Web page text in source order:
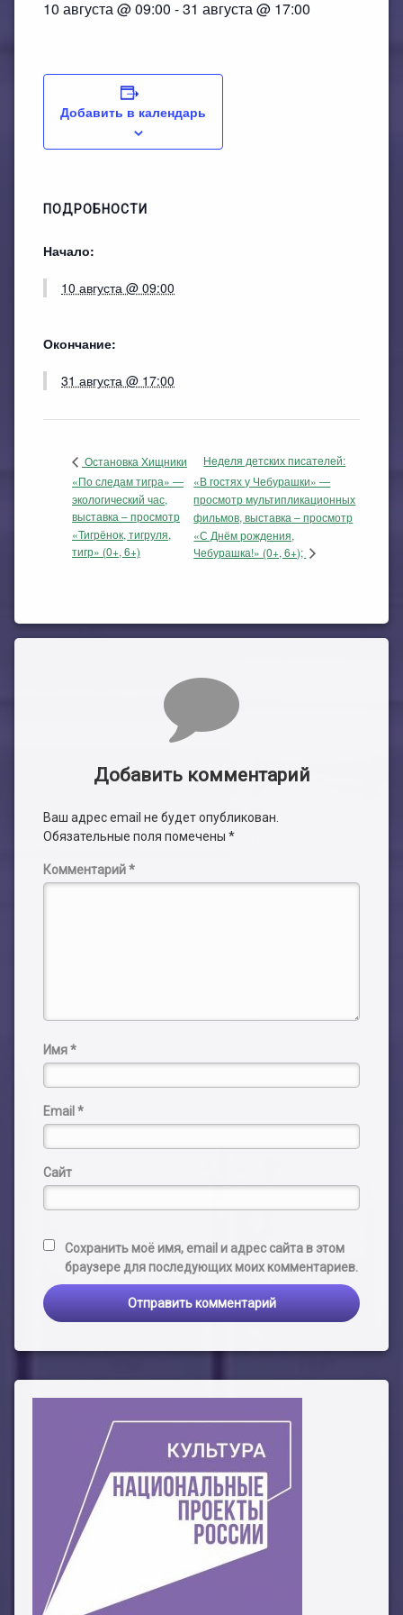
План работы филиала №1
ЭЛЕКТРОННЫЙ КАТАЛОГ
10 августа @ 09:00 -31 августа @ 17:00
Добавить в календарь
ПОДРОБНОСТИ
Начало:
10 августа @ 09:00
Окончание:
31 августа @ 17:00
Остановка Хищники
«По следам тигра» —
экологический час,
выставка – просмотр
«Тигрёнок, тигруля,
тигр» (0+, 6+)
Неделя детских писателей:
«В гостях у Чебурашки» —
просмотр мультипликационных
фильмов, выставка – просмотр
«С Днём рождения,
Чебурашка!» (0+, 6+);
Добавить комментарий
Ваш адрес email не будет опубликован.
Обязательные поля помечены *
Комментарий*
Имя*
Email *
Сайт
Сохранить моё имя, email и адрес сайта в этом
браузере для последующих моих комментариев.